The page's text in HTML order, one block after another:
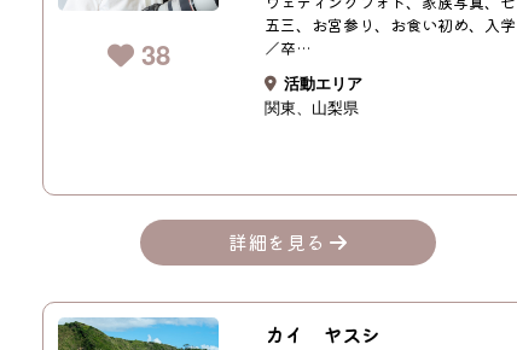
38
五三、お宮参り、お食い初め、入学
／卒…
活動エリア
関東
山梨県
詳細を見る
カイ ヤスシ